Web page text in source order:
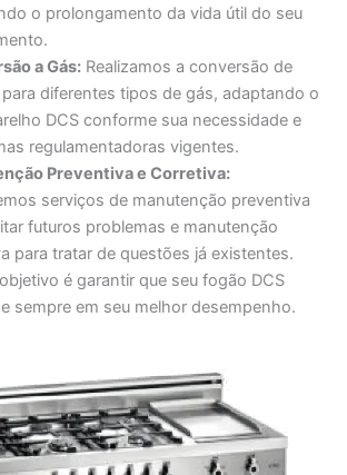
o prolongamento da vida útil do seu
a Gás: Realizamos a conversão de
diferentes tipos de gás, adaptando o
DCS conforme sua necessidade e
regulamentadoras vigentes.
Preventiva e Corretiva:
serviços de manutenção preventiva
futuros problemas e manutenção
para tratar de questões já existentes.
é garantir que seu fogão DCS
sempre em seu melhor desempenho.